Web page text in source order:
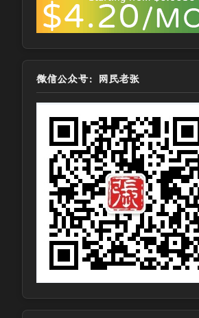
微信公众号：网民老张